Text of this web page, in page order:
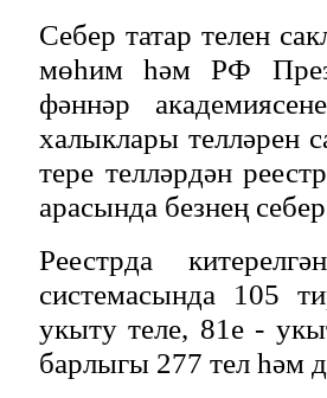
Себер татар телен
мөһим һәм РФ
фәннәр
халыклары телләрен
тере телләрдән
арасында безнең
Реестрда
системасында 105
укыту теле, 81е -
барлыгы 277 тел һәм